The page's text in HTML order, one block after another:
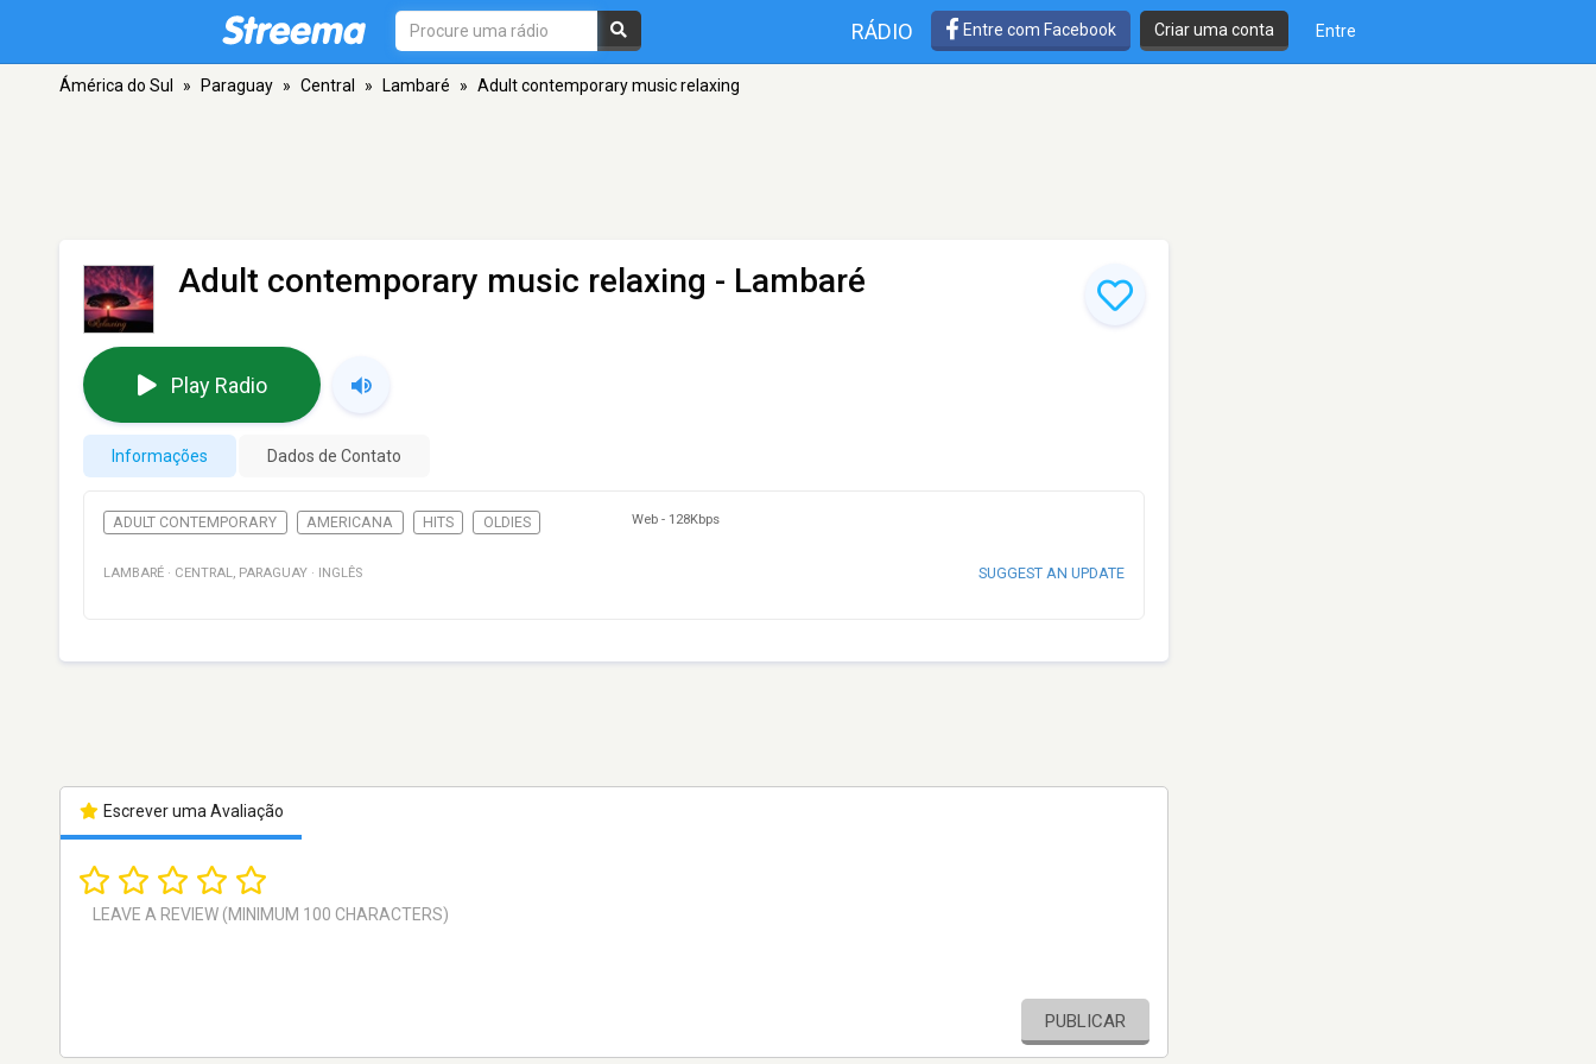
RÁDIO Entre com Facebook Criar uma conta Entre
Ámérica do Sul » Paraguay » Central » Lambaré » Adult contemporary music relaxing
Adult contemporary music relaxing - Lambaré
Play Radio
Informações Dados de Contato
ADULT CONTEMPORARY AMERICANA HITS OLDIES Web - 128Kbps
LAMBARÉ · CENTRAL, PARAGUAY · INGLÊS SUGGEST AN UPDATE
Escrever uma Avaliação
PUBLICAR